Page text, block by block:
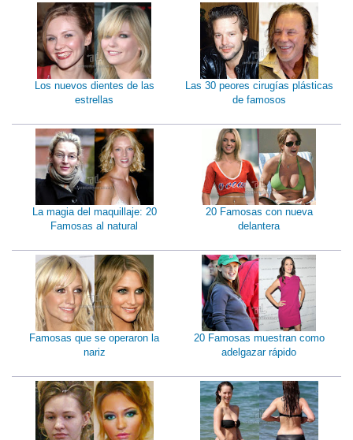
Los nuevos dientes de las
estrellas
Las 30 peores cirugías plásticas
de famosos
La magia del maquillaje: 20
Famosas al natural
20 Famosas con nueva
delantera
Famosas que se operaron la
nariz
20 Famosas muestran como
adelgazar rápido